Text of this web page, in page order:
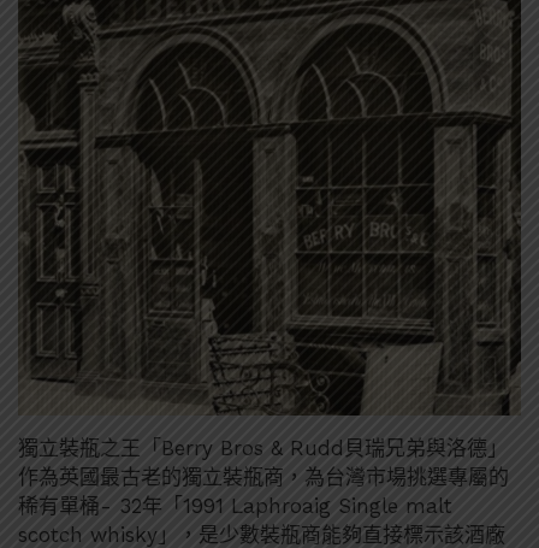
獨立裝瓶之王「Berry Bros & Rudd貝瑞兄弟與洛德」
作為英國最古老的獨立裝瓶商，為台灣市場挑選專屬的
稀有單桶- 32年「1991 Laphroaig Single malt
scotch whisky」，是少數裝瓶商能夠直接標示該酒廠